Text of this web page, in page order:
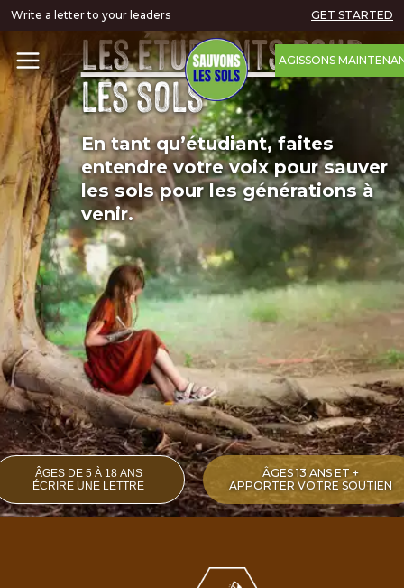
Write a letter to your leaders GET STARTED
AGISSONS
Les étudiantspour
les sols
En tant qu’étudiant, faites
entendre votre voix pour sauver
les sols pour les générations à
venir.
ÂGES DE 5 À 18 ANS
ÉCRIRE UNE LETTRE
ÂGES 13 ANS ET +
APPORTER VOTRE SOUTIEN